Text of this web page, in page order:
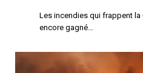
Les incendies qui frappent
encore gagné…